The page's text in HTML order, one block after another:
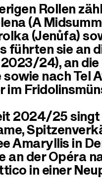
Rollen
(A
(Jenůfa)
führten sie an
24), an die
nach Tel
2024/25
Amaryllis in
an der Opéra
in einer